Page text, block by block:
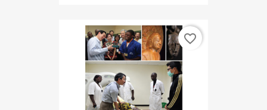
favorite_border